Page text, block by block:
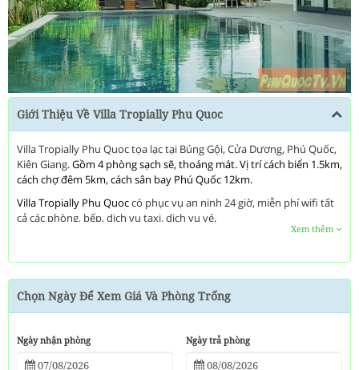
Next
Giới Thiệu Về Villa Tropially Phu Quoc
Villa Tropially Phu Quoc tọa lạc tại Búng Gội, Cửa Dương, Phú Quốc,
Kiên Giang.Gồm 4 phòng sạch sẽ, thoáng mát. Vị trí cách biển 1.5km,
cách chợ đêm 5km, cách sân bay Phú Quốc 12km.
Villa Tropially Phu Quoccó phục vụ an ninh 24 giờ, miễn phí wifi tất
cả các phòng, bếp, dịch vụ taxi, dịch vụ vé.
là nơi lý tưởng để thư giãn và đổi gió khi đến hòn
đảo Phú Quốc xinh đẹp.
Xem thêm
Chọn Ngày Để Xem Giá Và Phòng Trống
Ngày nhận phòng Ngày trả phòng